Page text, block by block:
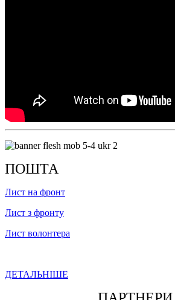
ПОШТА
Лист на фронт
Лист з фронту
Лист волонтера
ДЕТАЛЬНІШЕ